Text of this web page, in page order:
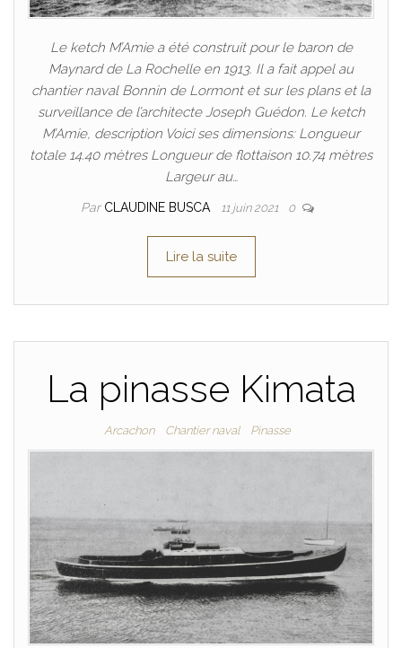
Le ketch M’Amie a été construit pour le baron de
Maynard de La Rochelle en 1913. Il a fait appel au
chantier naval Bonnin de Lormont et sur les plans et la
surveillance de l’architecte Joseph Guédon. Le ketch
M’Amie, description Voici ses dimensions: Longueur
totale 14.40 mètres Longueur de flottaison 10.74 mètres
Largeur au…
Par CLAUDINE BUSCA 11 juin 2021 0
Lire la suite
La pinasse Kimata
Arcachon Chantier naval Pinasse